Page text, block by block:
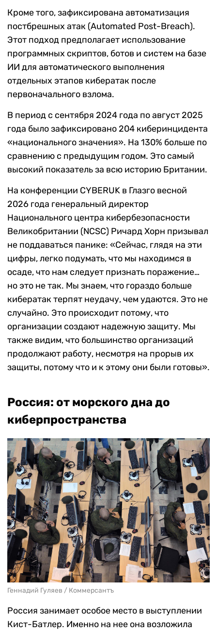
Кроме того, зафиксирована автоматизация
постбрешных атак (Automated Post-Breach).
Этот подход предполагает использование
программных скриптов, ботов и систем на базе
ИИ для автоматического выполнения
отдельных этапов кибератак после
первоначального взлома.
В период с сентября 2024 года по август 2025
года было зафиксировано 204 киберинцидента
«национального значения». На 130% больше по
сравнению с предыдущим годом. Это самый
высокий показатель за всю историю Британии.
На конференции CYBERUK в Глазго весной
2026 года генеральный директор
Национального центра кибербезопасности
Великобритании (NCSC) Ричард Хорн призывал
не поддаваться панике: «Сейчас, глядя на эти
цифры, легко подумать, что мы находимся в
осаде, что нам следует признать поражение…
но это не так. Мы знаем, что гораздо больше
кибератак терпят неудачу, чем удаются. Это не
случайно. Это происходит потому, что
организации создают надежную защиту. Мы
также видим, что большинство организаций
продолжают работу, несмотря на прорыв их
защиты, потому что и к этому они были готовы».
Россия: от морского дна до
киберпространства
Геннадий Гуляев / Коммерсантъ
Россия занимает особое место в выступлении
Кист-Батлер. Именно на нее она возложила